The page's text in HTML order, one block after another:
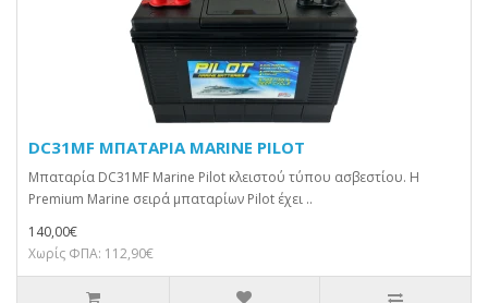
DC31MF ΜΠΑΤΑΡΙΑ MARINE PILOT
Μπαταρία DC31MF Marine Pilot κλειστού τύπου ασβεστίου. H
Premium Marine σειρά μπαταρίων Pilot έχει ..
140,00€
Χωρίς ΦΠΑ: 112,90€